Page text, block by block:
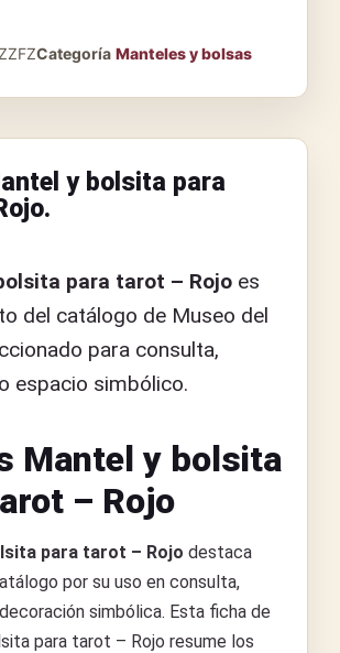
Categoría Manteles y bolsas
y bolsita para
para tarot – Rojo es
del catálogo de Museo del
para consulta,
espacio simbólico.
Mantel y bolsita
– Rojo
para tarot – Rojo destaca
por su uso en consulta,
simbólica. Esta ficha de
para tarot – Rojo resume los